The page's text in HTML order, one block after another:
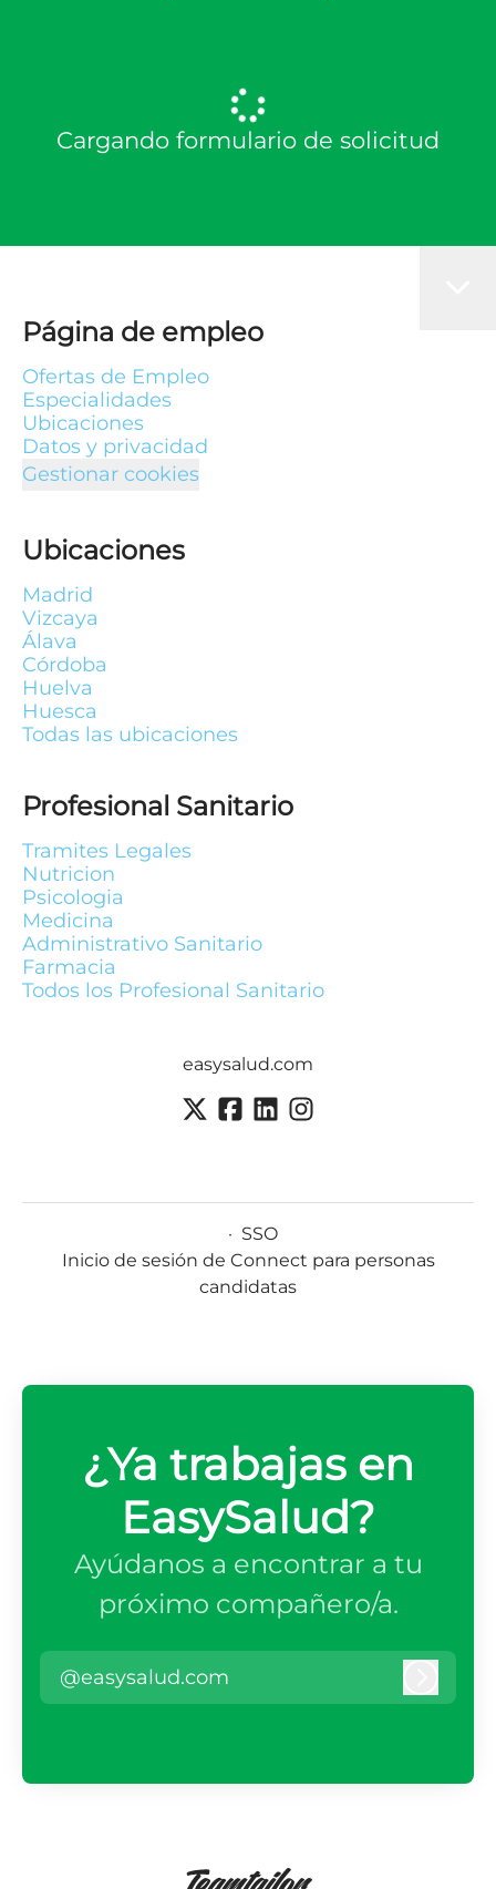
Cargando formulario de solicitud
Página de empleo
Ofertas de Empleo
Especialidades
Ubicaciones
Datos y privacidad
Gestionar cookies
Ubicaciones
Madrid
Vizcaya
Álava
Córdoba
Huelva
Huesca
Todas las ubicaciones
Profesional Sanitario
Tramites Legales
Nutricion
Psicologia
Medicina
Administrativo Sanitario
Farmacia
Todos los Profesional Sanitario
easysalud.com
· SSO
Inicio de sesión de Connect para personas
candidatas
¿Ya trabajas en
EasySalud?
Ayúdanos a encontrar a tu
próximo compañero/a.
@easysalud.com